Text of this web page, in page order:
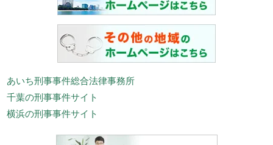
あいち刑事事件総合法律事務所
千葉の刑事事件サイト
横浜の刑事事件サイト